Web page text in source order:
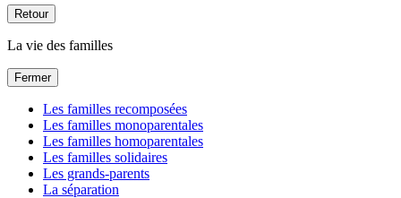
Retour
La vie des familles
Fermer
Les familles recomposées
Les familles monoparentales
Les familles homoparentales
Les familles solidaires
Les grands-parents
La séparation